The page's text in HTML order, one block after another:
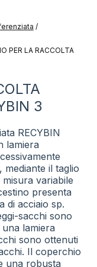
/
PER LA RACCOLTA
3
RECYBIN
lamiera
il taglio
variabile
presenta
di acciaio sp.
sacchi sono
lamiera
sono ottenuti
Il coperchio
una robusta